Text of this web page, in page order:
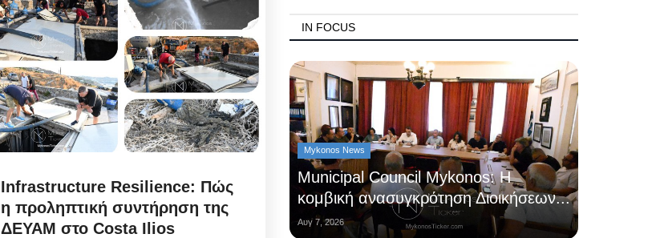
Infrastructure Resilience: Πώς
η προληπτική συντήρηση της
ΔΕΥΑΜ στο Costa Ilios
IN FOCUS
Mykonos News
Municipal Council Mykonos: Η
κομβική ανασυγκρότηση Διοικήσεων...
Αυγ 7, 2026